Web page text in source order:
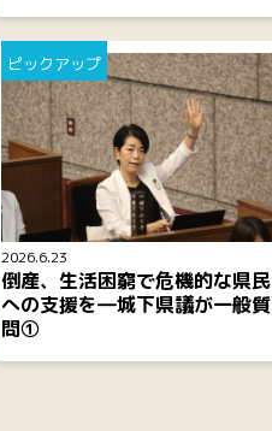
2026.6.23
ピックアップ
倒産、生活困窮で危機的な県民
への支援を―城下県議が一般質
問①